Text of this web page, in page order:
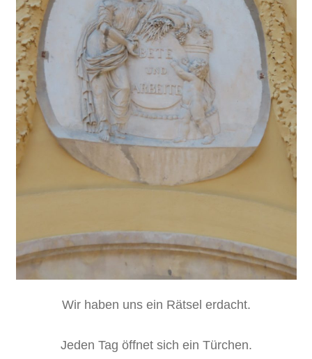
Wir haben uns ein Rätsel erdacht.
Jeden Tag öffnet sich ein Türchen.